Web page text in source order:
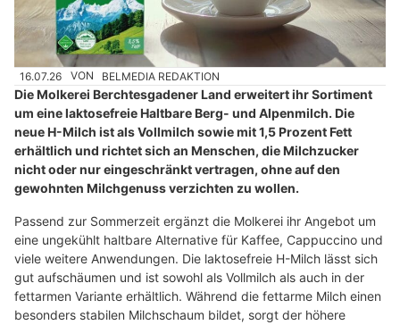
16.07.26 VON BELMEDIA REDAKTION
Die Molkerei Berchtesgadener Land erweitert ihr Sortiment
um eine laktosefreie Haltbare Berg- und Alpenmilch. Die
neue H-Milch ist als Vollmilch sowie mit 1,5 Prozent Fett
erhältlich und richtet sich an Menschen, die Milchzucker
nicht oder nur eingeschränkt vertragen, ohne auf den
gewohnten Milchgenuss verzichten zu wollen.
Passend zur Sommerzeit ergänzt die Molkerei ihr Angebot um
eine ungekühlt haltbare Alternative für Kaffee, Cappuccino und
viele weitere Anwendungen. Die laktosefreie H-Milch lässt sich
gut aufschäumen und ist sowohl als Vollmilch als auch in der
fettarmen Variante erhältlich. Während die fettarme Milch einen
besonders stabilen Milchschaum bildet, sorgt der höhere